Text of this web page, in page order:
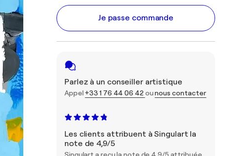
Je passe commande
Parlez à un conseiller artistique
Appel +33 1 76 44 06 42 ounous contacter
Les clients attribuent à Singulart la
note de 4,9/5